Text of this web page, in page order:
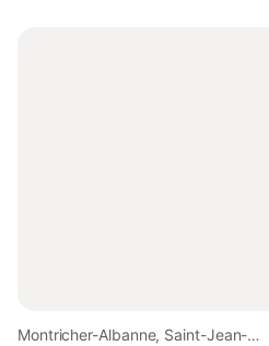
Montricher-Albanne, Saint-Jean-